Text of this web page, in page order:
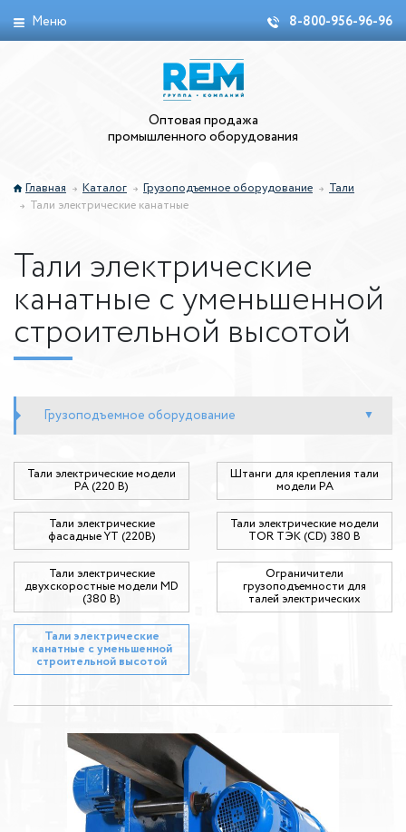
Меню 8-800-956-96-96
Оптовая продажа
промышленного оборудования
Главная Каталог Грузоподъемное оборудование
Тали
Тали электрические канатные
Тали электрические
канатные с уменьшенной
строительной высотой
Грузоподъемное оборудование
Тали электрические модели
РА (220 В)
Штанги для крепления тали
модели РА
Тали электрические
фасадные YT (220В)
Тали электрические модели
TOR ТЭК (CD) 380 В
Тали электрические
двухскоростные модели MD
(380 В)
Ограничители
грузоподъемности для
талей электрических
Тали электрические
канатные с уменьшенной
строительной высотой